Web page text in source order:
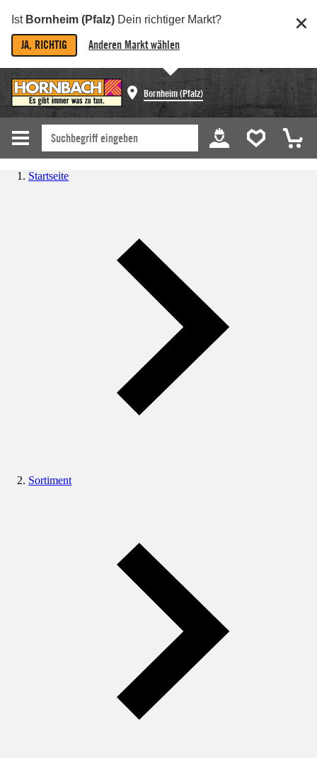
Ist Bornheim (Pfalz) Dein richtiger Markt?
JA, RICHTIG Anderen Markt wählen
Bornheim (Pfalz)
Startseite
Sortiment